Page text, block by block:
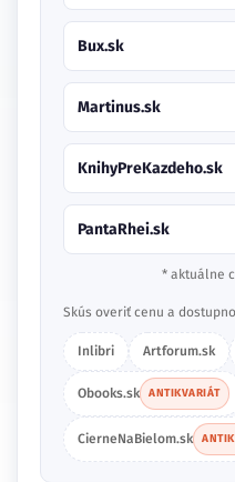
Bux.sk
Martinus.sk
KnihyPreKazdeho.sk
PantaRhei.sk
* aktuálne
Skús overiť cenu a
Inlibri Artforum.sk
Obooks.sk ANTIKVARIÁT
CierneNaBielom.sk